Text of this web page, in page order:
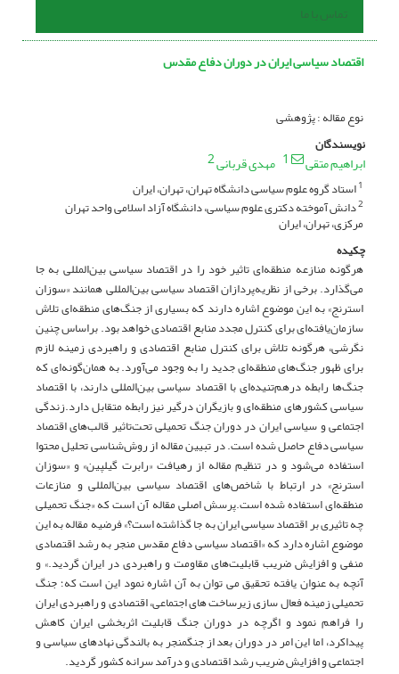
تماس با ما
اقتصاد سیاسی ایران در دوران دفاع مقدس
نوع مقاله : پژوهشی
نویسندگان
ابراهیم متقی 1 مهدی قربانی2
1استاد گروه علوم سیاسی دانشگاه تهران، تهران، ایران
2دانش آموخته دکتری علوم سیاسی، دانشگاه آزاد اسلامی واحد تهران
مرکزی، تهران، ایران
چکیده
هرگونه منازعه منطقه‌ای تاثیر خود را در اقتصاد سیاسی بین‌المللی به جا
می‌گذارد. برخی از نظریه‌پردازان اقتصاد سیاسی بین‌المللی همانند «سوزان
استرنج» به این موضوع اشاره دارند که بسیاری از جنگ‌های منطقه‌ای تلاش
سازمان‌‌یافته‌ای برای کنترل مجدد منابع اقتصادی خواهد بود. براساس چنین
نگرشی، هرگونه تلاش برای کنترل منابع اقتصادی و راهبردی زمینه‌ لازم
برای ظهور جنگ‌های منطقه‌ای جدید را به وجود می‌آورد. به همان‌گونه‌ای که
جنگ‌ها رابطه درهم‌تنیده‌ای با اقتصاد سیاسی بین‌المللی دارند، با اقتصاد
سیاسی کشورهای منطقه‌ای و بازیگران درگیر نیز رابطه متقابل دارد.زندگی
اجتماعی و سیاسی ایران در دوران جنگ تحمیلی تحت‌تاثیر قالب‌های اقتصاد
سیاسی دفاع حاصل شده است. در تبیین مقاله از روش‌شناسی تحلیل محتوا
استفاده می‌شود و در تنظیم مقاله از رهیافت «رابرت گیلپین» و «سوزان
استرنج» در ارتباط با شاخص‌های اقتصاد سیاسی بین‌المللی و منازعات
منطقه‌ای استفاده شده است.پرسش اصلی مقاله آن است که «جنگ تحمیلی
چه تاثیری بر اقتصاد سیاسی ایران به جا گذاشته است؟‌» فرضیه مقاله به این
موضوع اشاره دارد که «اقتصاد سیاسی دفاع مقدس منجر به رشد اقتصادی
منفی و افزایش ضریب قابلیت‌های مقاومت و راهبردی در ایران گردید.» و
آنچه به عنوان یافته تحقیق می توان به آن اشاره نمود این است که؛ جنگ
تحمیلی زمینه فعال سازی زیرساخت های اجتماعی، اقتصادی و راهبردی ایران
را فراهم نمود و اگرچه در دوران جنگ قابلیت اثربخشی ایران کاهش
پیداکرد، اما این امر در دوران بعد از جنگمنجر به بالندگی نهادهای سیاسی و
اجتماعی و افزایش ضریب رشد اقتصادی و درآمد سرانه کشور گردید.